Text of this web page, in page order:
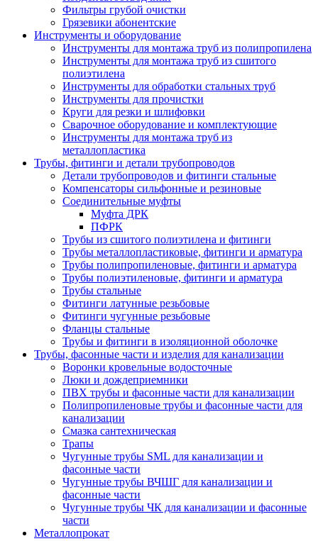
Фильтры грубой очистки
Грязевики абонентские
Инструменты и оборудование
Инструменты для монтажа труб из полипропилена
Инструменты для монтажа труб из сшитого
полиэтилена
Инструменты для обработки стальных труб
Инструменты для прочистки
Круги для резки и шлифовки
Сварочное оборудование и комплектующие
Инструменты для монтажа труб из
металлопластика
Трубы, фитинги и детали трубопроводов
Детали трубопроводов и фитинги стальные
Компенсаторы сильфонные и резиновые
Соединительные муфты
Муфта ДРК
ПФРК
Трубы из сшитого полиэтилена и фитинги
Трубы металлопластиковые, фитинги и арматура
Трубы полипропиленовые, фитинги и арматура
Трубы полиэтиленовые, фитинги и арматура
Трубы стальные
Фитинги латунные резьбовые
Фитинги чугунные резьбовые
Фланцы стальные
Трубы и фитинги в изоляционной оболочке
Трубы, фасонные части и изделия для канализации
Воронки кровельные водосточные
Люки и дождеприемники
ПВХ трубы и фасонные части для канализации
Полипропиленовые трубы и фасонные части для
канализации
Смазка сантехническая
Трапы
Чугунные трубы SML для канализации и
фасонные части
Чугунные трубы ВЧШГ для канализации и
фасонные части
Чугунные трубы ЧК для канализации и фасонные
части
Металлопрокат